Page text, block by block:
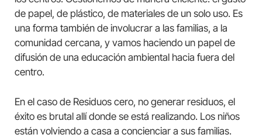
de papel, de plástico, de materiales de un solo uso. Es
una forma también de involucrar a las familias, a la
comunidad cercana, y vamos haciendo un papel de
difusión de una educación ambiental hacia fuera del
centro.
En el caso de Residuos cero, no generar residuos, el
éxito es brutal allí donde se está realizando. Los niños
están volviendo a casa a concienciar a sus familias.